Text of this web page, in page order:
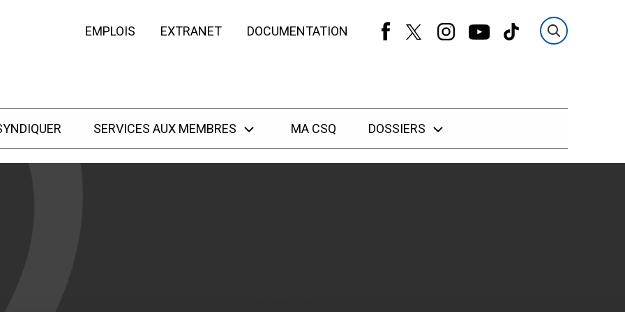
EMPLOIS EXTRANET DOCUMENTATION
SERVICES AUX MEMBRES MA CSQ DOSSIERS